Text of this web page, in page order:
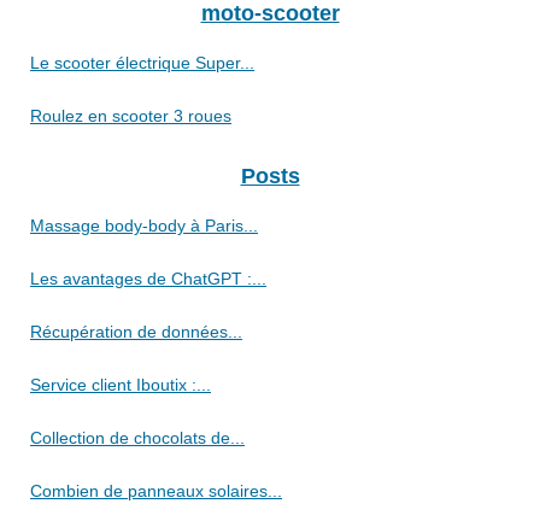
moto-scooter
Le scooter électrique Super...
Roulez en scooter 3 roues
Posts
Massage body-body à Paris...
Les avantages de ChatGPT :...
Récupération de données...
Service client Iboutix :...
Collection de chocolats de...
Combien de panneaux solaires...